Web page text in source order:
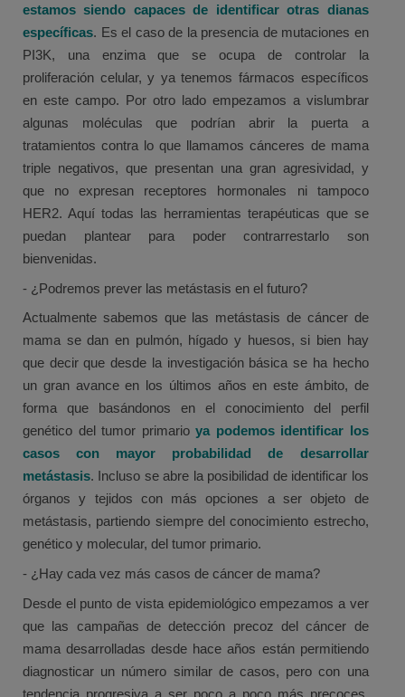
estamos siendo capaces de identificar otras dianas
específicas. Es el caso de la presencia de mutaciones en
PI3K, una enzima que se ocupa de controlar la
proliferación celular, y ya tenemos fármacos específicos
en este campo. Por otro lado empezamos a vislumbrar
algunas moléculas que podrían abrir la puerta a
tratamientos contra lo que llamamos cánceres de mama
triple negativos, que presentan una gran agresividad, y
que no expresan receptores hormonales ni tampoco
HER2. Aquí todas las herramientas terapéuticas que se
puedan plantear para poder contrarrestarlo son
bienvenidas.
- ¿Podremos prever las metástasis en el futuro?
Actualmente sabemos que las metástasis de cáncer de
mama se dan en pulmón, hígado y huesos, si bien hay
que decir que desde la investigación básica se ha hecho
un gran avance en los últimos años en este ámbito, de
forma que basándonos en el conocimiento del perfil
genético del tumor primarioya podemos identificar los
casos con mayor probabilidad de desarrollar
metástasis. Incluso se abre la posibilidad de identificar los
órganos y tejidos con más opciones a ser objeto de
metástasis, partiendo siempre del conocimiento estrecho,
genético y molecular, del tumor primario.
- ¿Hay cada vez más casos de cáncer de mama?
Desde el punto de vista epidemiológico empezamos a ver
que las campañas de detección precoz del cáncer de
mama desarrolladas desde hace años están permitiendo
diagnosticar un número similar de casos, pero con una
tendencia progresiva a ser poco a poco más precoces.